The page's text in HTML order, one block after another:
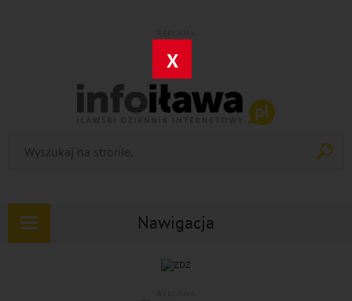
X
Nawigacja
Rozwiń